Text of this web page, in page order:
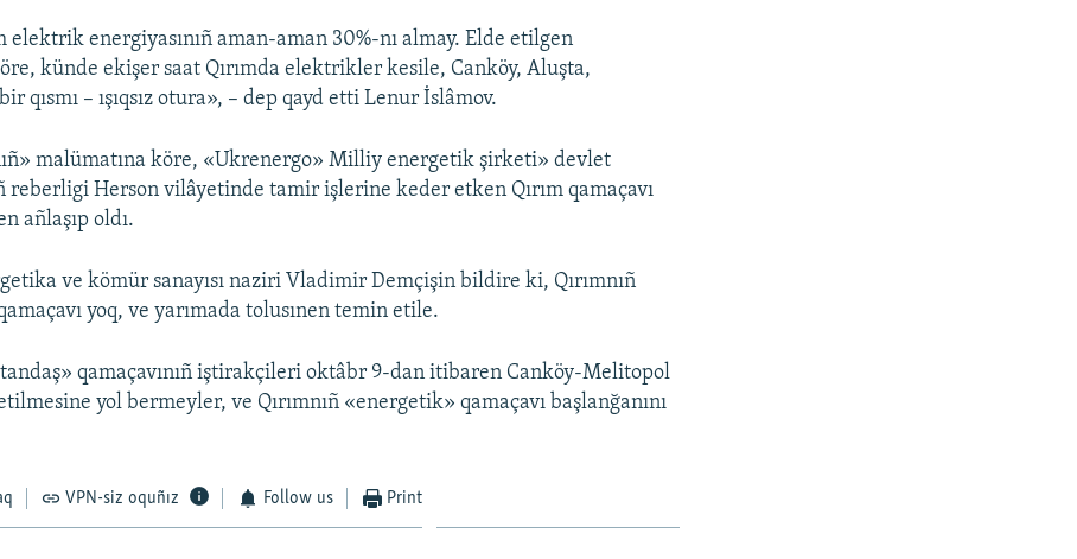
elektrik energiyasınıñ aman-aman 30%-nı almay. Elde etilgen
künde ekişer saat Qırımda elektrikler kesile, Canköy, Aluşta,
qısmı – ışıqsız otura», – dep qayd etti Lenur İslâmov.
malümatına köre, «Ukrenergo» Milliy energetik şirketi» devlet
reberligi Herson vilâyetinde tamir işlerine keder etken Qırım qamaçavı
añlaşıp oldı.
ve kömür sanayısı naziri Vladimir Demçişin bildire ki, Qırımnıñ
yoq, ve yarımada tolusınen temin etile.
qamaçavınıñ iştirakçileri oktâbr 9-dan itibaren Canköy-Melitopol
yol bermeyler, ve Qırımnıñ «energetik» qamaçavı başlanğanını
VPN-siz oquñız Follow us Print